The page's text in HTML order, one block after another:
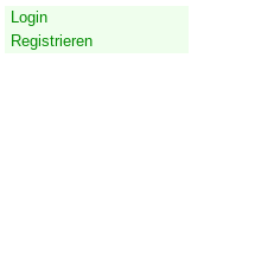
Login
Registrieren